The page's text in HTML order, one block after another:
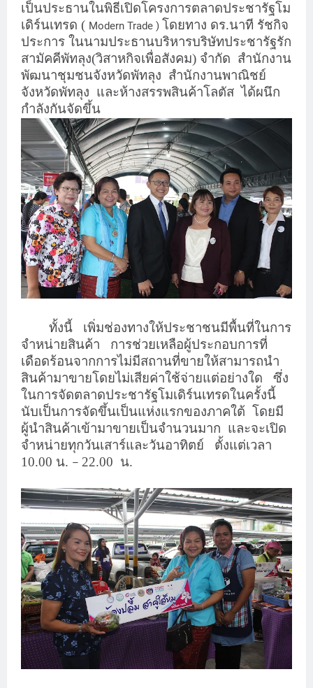
เป็นประธานในพิธีเปิดโครงการตลาดประชารัฐโม
เดิร์นเทรด ( Modern Trade ) โดยทาง ดร.นาที รัชกิจ
ประการ ในนามประธานบริหารบริษัทประชารัฐรัก
สามัคคีพัทลุง(วิสาหกิจเพื่อสังคม) จำกัด สำนักงาน
พัฒนาชุมชนจังหวัดพัทลุง สำนักงานพาณิชย์
จังหวัดพัทลุง และห้างสรรพสินค้าโลตัส ได้ผนึก
กำลังกันจัดขึ้น
ทั้งนี้
เพิ่มช่องทางให้ประชาชนมีพื้นที่ในการ
จำหน่ายสินค้า
การช่วยเหลือผู้ประกอบการที่
เดือดร้อนจากการไม่มีสถานที่ขายให้สามารถนำ
สินค้ามาขายโดยไม่เสียค่าใช้จ่ายแต่อย่างใด
ซึ่ง
ในการจัดตลาดประชารัฐโมเดิร์นเทรดในครั้งนี้
นับเป็นการจัดขึ้นเป็นแห่งแรกของภาคใต้ โดยมี
ผู้นำสินค้าเข้ามาขายเป็นจำนวนมาก และจะเปิด
จำหน่ายทุกวันเสาร์และวันอาทิตย์
ตั้งแต่เวลา
10.00 น. – 22.00 น.